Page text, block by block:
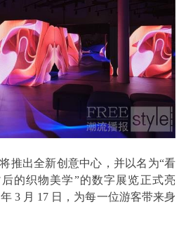
推出全新创意中心，并以名为“看
的织物美学”的数字展览正式亮
3 月 17 日，为每一位游客带来身